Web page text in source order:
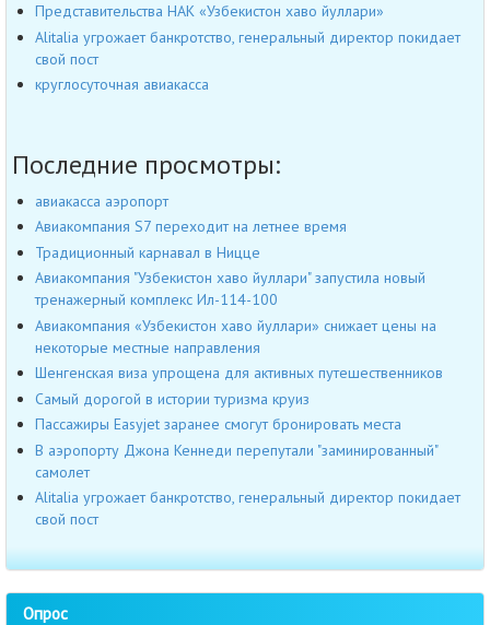
Представительства НАК «Узбекистон хаво йуллари»
Alitalia угрожает банкротство, генеральный директор покидает
свой пост
круглосуточная авиакасса
Последние просмотры:
авиакасса аэропорт
Авиакомпания S7 переходит на летнее время
Традиционный карнавал в Ницце
Авиакомпания "Узбекистон хаво йуллари" запустила новый
тренажерный комплекс Ил-114-100
Авиакомпания «Узбекистон хаво йуллари» снижает цены на
некоторые местные направления
Шенгенская виза упрощена для активных путешественников
Cамый дорогой в истории туризма круиз
Пассажиры Easyjet заранее смогут бронировать места
В аэропорту Джона Кеннеди перепутали "заминированный"
самолет
Alitalia угрожает банкротство, генеральный директор покидает
свой пост
Опрос